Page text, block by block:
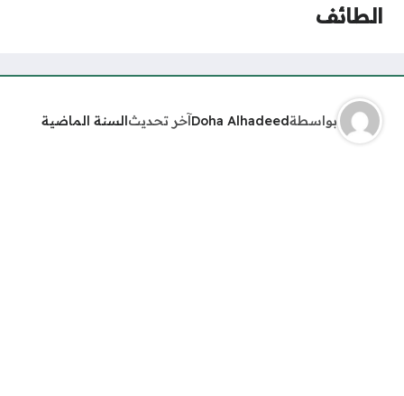
الطائف
بواسطةDoha Alhadeedآخر تحديثالسنة الماضية